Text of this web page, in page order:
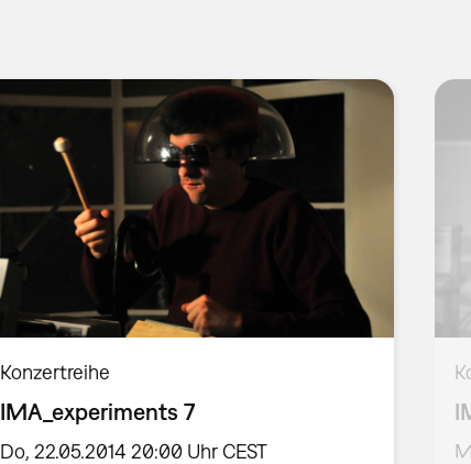
Konzertreihe
IMA_experiments 7
Do, 22.05.2014 20:00 Uhr CEST